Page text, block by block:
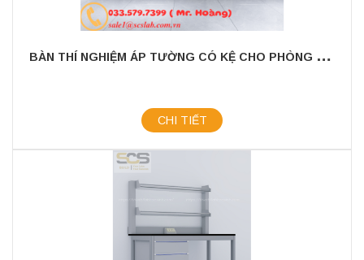
B
ÀN THÍ NGHIỆM ÁP TƯỜNG CÓ KỆ CHO PHÒNG THÍ NGHIỆM KÍCH THƯỚC 3600MM
CHI TIẾT